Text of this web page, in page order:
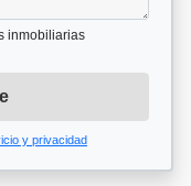
inmobiliarias
y privacidad